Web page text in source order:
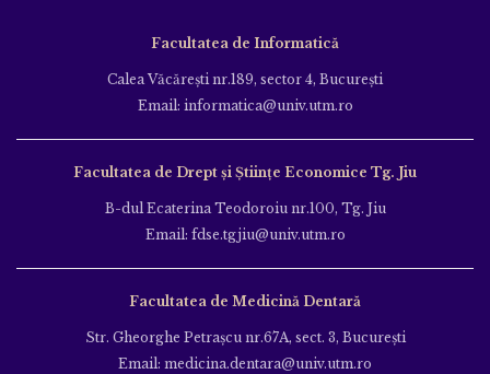
Facultatea de Informatică
Calea Văcăreşti nr.189, sector 4, Bucureşti
Email: informatica@univ.utm.ro
Facultatea de Drept și Științe Economice Tg. Jiu
B-dul Ecaterina Teodoroiu nr.100, Tg. Jiu
Email: fdse.tgjiu@univ.utm.ro
Facultatea de Medicină Dentară
Str. Gheorghe Petraşcu nr.67A, sect. 3, Bucureşti
Email: medicina.dentara@univ.utm.ro